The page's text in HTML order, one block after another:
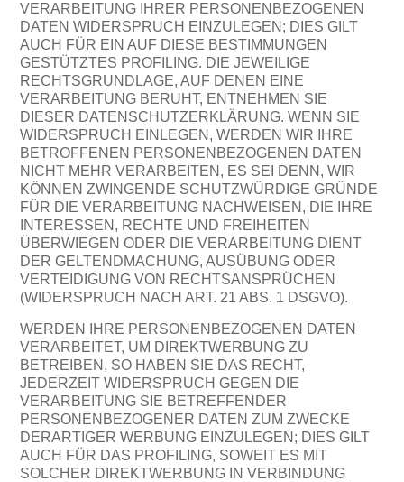
VERARBEITUNG IHRER PERSONENBEZOGENEN
DATEN WIDERSPRUCH EINZULEGEN; DIES GILT
AUCH FÜR EIN AUF DIESE BESTIMMUNGEN
GESTÜTZTES PROFILING. DIE JEWEILIGE
RECHTSGRUNDLAGE, AUF DENEN EINE
VERARBEITUNG BERUHT, ENTNEHMEN SIE
DIESER DATENSCHUTZERKLÄRUNG. WENN SIE
WIDERSPRUCH EINLEGEN, WERDEN WIR IHRE
BETROFFENEN PERSONENBEZOGENEN DATEN
NICHT MEHR VERARBEITEN, ES SEI DENN, WIR
KÖNNEN ZWINGENDE SCHUTZWÜRDIGE GRÜNDE
FÜR DIE VERARBEITUNG NACHWEISEN, DIE IHRE
INTERESSEN, RECHTE UND FREIHEITEN
ÜBERWIEGEN ODER DIE VERARBEITUNG DIENT
DER GELTENDMACHUNG, AUSÜBUNG ODER
VERTEIDIGUNG VON RECHTSANSPRÜCHEN
(WIDERSPRUCH NACH ART. 21 ABS. 1 DSGVO).
WERDEN IHRE PERSONENBEZOGENEN DATEN
VERARBEITET, UM DIREKTWERBUNG ZU
BETREIBEN, SO HABEN SIE DAS RECHT,
JEDERZEIT WIDERSPRUCH GEGEN DIE
VERARBEITUNG SIE BETREFFENDER
PERSONENBEZOGENER DATEN ZUM ZWECKE
DERARTIGER WERBUNG EINZULEGEN; DIES GILT
AUCH FÜR DAS PROFILING, SOWEIT ES MIT
SOLCHER DIREKTWERBUNG IN VERBINDUNG